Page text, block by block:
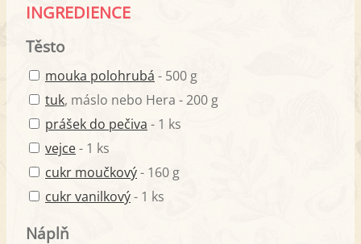
INGREDIENCE
Těsto
mouka polohrubá - 500 g
tuk, máslo nebo Hera - 200 g
prášek do pečiva - 1 ks
vejce- 1 ks
cukr moučkový- 160 g
cukr vanilkový- 1 ks
Náplň